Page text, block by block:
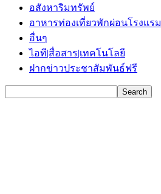
อสังหาริมทรัพย์
อาหารท่องเที่ยวพักผ่อนโรงแรม
อื่นๆ
ไอที|สื่อสาร|เทคโนโลยี
ฝากข่าวประชาสัมพันธ์ฟรี